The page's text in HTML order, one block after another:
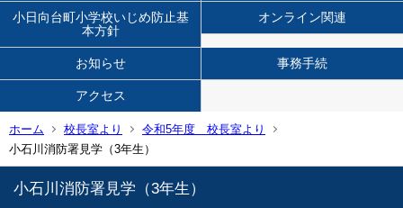
小日向台町小学校いじめ防止基
本方針
オンライン関連
お知らせ 事務手続
アクセス
ホーム 校長室より
令和5年度 校長室より
小石川消防署見学（3年生）
小石川消防署見学（3年生）